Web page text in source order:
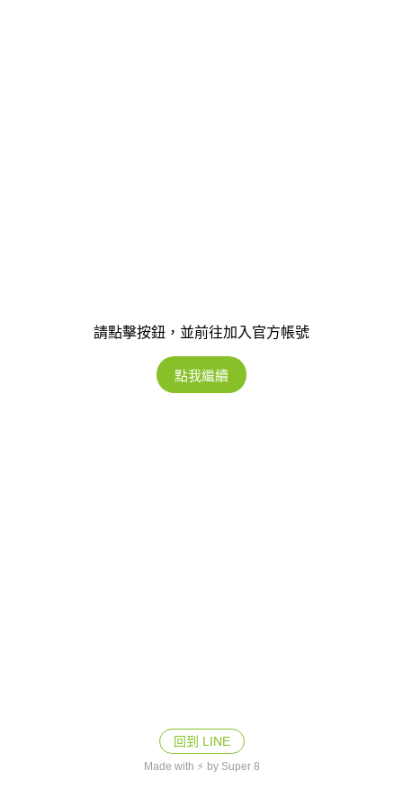
請點擊按鈕，並前往加入官方帳號
點我繼續
回到 LINE
Made with ⚡ by Super 8